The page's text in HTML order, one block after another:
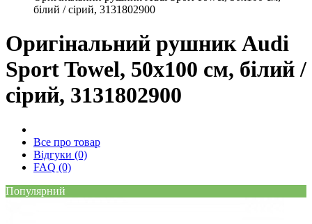
білий / сірий, 3131802900
Оригінальний рушник Audi
Sport Towel, 50x100 см, білий /
сірий, 3131802900
Все про товар
Відгуки (0)
FAQ (0)
Популярний